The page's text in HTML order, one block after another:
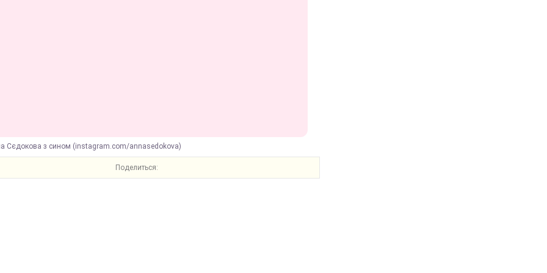
Сєдокова з сином (instagram.com/annasedokova)
Поделиться: